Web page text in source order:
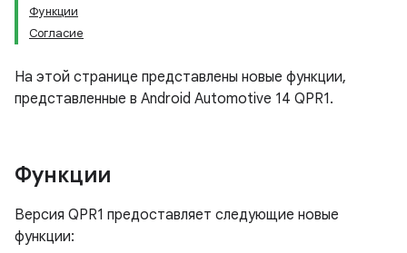
Функции
Согласие
На этой странице представлены новые функции,
представленные в Android Automotive 14 QPR1.
Функции
Версия QPR1 предоставляет следующие новые
функции: